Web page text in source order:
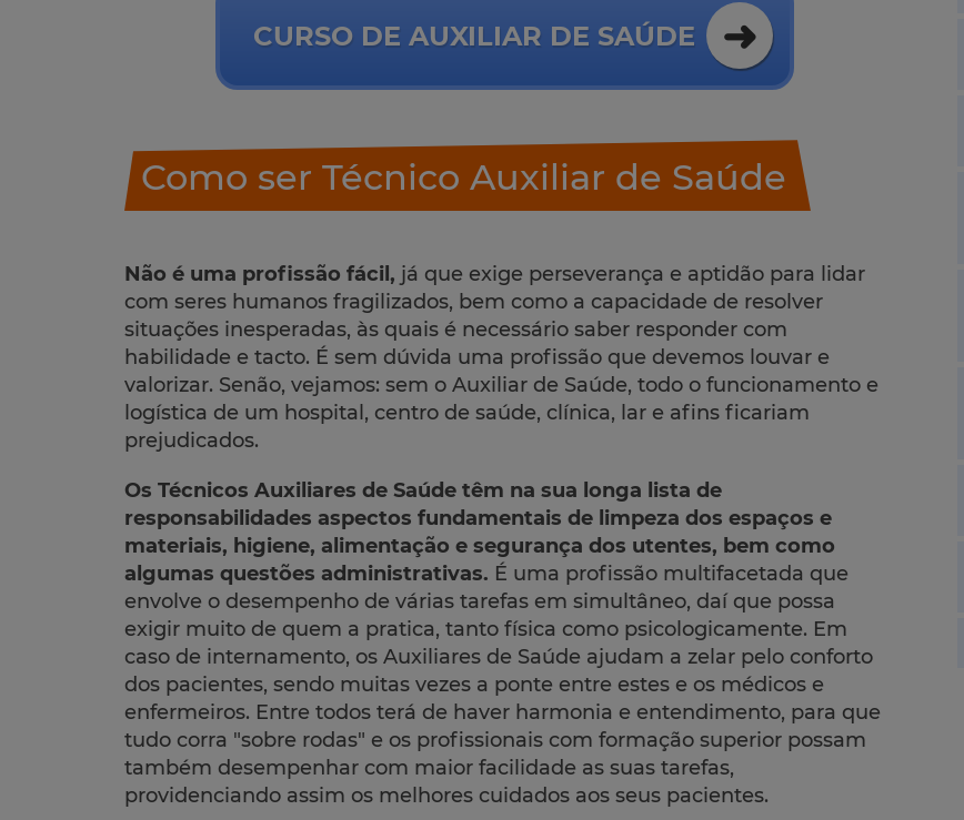
CURSO DE AUXILIAR DE SAÚDE
Como ser Técnico Auxiliar de Saúde
Não é uma profissão fácil, já que exige perseverança e aptidão para lidar
com seres humanos fragilizados, bem como a capacidade de resolver
situações inesperadas, às quais é necessário saber responder com
habilidade e tacto. É sem dúvida uma profissão que devemos louvar e
valorizar. Senão, vejamos: sem o Auxiliar de Saúde, todo o funcionamento e
logística de um hospital, centro de saúde, clínica, lar e afins ficariam
prejudicados.
Os Técnicos Auxiliares de Saúde têm na sua longa lista de
responsabilidades aspectos fundamentais de limpeza dos espaços e
materiais, higiene, alimentação e segurança dos utentes, bem como
algumas questões administrativas. É uma profissão multifacetada que
envolve o desempenho de várias tarefas em simultâneo, daí que possa
exigir muito de quem a pratica, tanto física como psicologicamente. Em
caso de internamento, os Auxiliares de Saúde ajudam a zelar pelo conforto
dos pacientes, sendo muitas vezes a ponte entre estes e os médicos e
enfermeiros. Entre todos terá de haver harmonia e entendimento, para que
tudo corra "sobre rodas" e os profissionais com formação superior possam
também desempenhar com maior facilidade as suas tarefas,
providenciando assim os melhores cuidados aos seus pacientes.